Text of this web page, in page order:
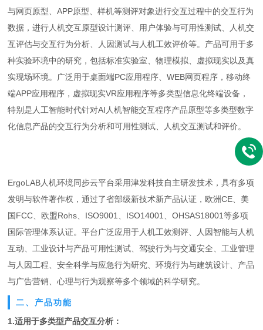
与网页原型、APP原型、样机等测评对象进行交互过程中的交互行为
数据，进行人机交互原型设计测评、用户体验与可用性测试、人机交
互评估与交互行为分析、人因测试与人机工效评价等。产品可用于多
种实验环境中的研究，包括标准实验室、物理模拟、虚拟现实以及真
实现场环境。广泛用于桌面端PC应用程序、WEB网页程序，移动终
端APP应用程序，虚拟现实VR应用程序等多类型信息化终端设备，
特别是人工智能时代针对AI人机智能交互程序产品原型等多类型数字
化信息产品的交互行为分析和可用性测试、人机交互测试和评价。
ErgoLAB人机环境同步云平台采用津发科技自主研发技术，具有多项
发明与软件著作权，通过了省部级新技术新产品认证，欧洲CE、美
国FCC、欧盟Rohs、ISO9001、ISO14001、OHSAS18001等多项
国际管理体系认证。平台广泛应用于人机工效测评、人因智能与人机
互动、工业设计与产品可用性测试、驾驶行为与交通安全、工业管理
与人因工程、安全科学与应急行为研究、环境行为与建筑设计、产品
与广告营销、心理与行为观察等多个领域的科学研究。
二、产品功能
1.适用于多类型产品交互分析：